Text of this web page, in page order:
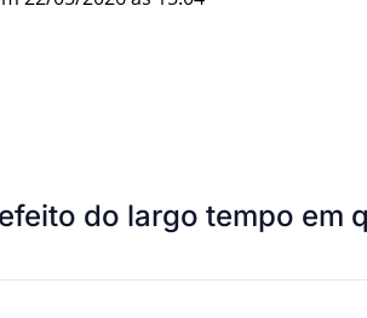
do largo tempo em